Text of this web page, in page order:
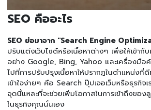
SEO คืออะไร
SEO ย่อมาจาก "Search Engine
ปรับแต่งเว็บไซต์หรือเนื้อหาต่างๆ เพื่อให้เข้ากั
อย่าง Google, Bing, Yahoo และเครื่องมือ
ไปที่การปรับปรุงเนื้อหาให้ปรากฏในตำแหน่งที่
เข้าใจง่ายๆ คือ Search ปุ๊ปเจอเว็บหรือธุรกิจ
จุดนี้แหละที่จะช่วยเพิ่มโอกาสในการเข้าถึงขอ
ในธุรกิจคุณนั่นเอง